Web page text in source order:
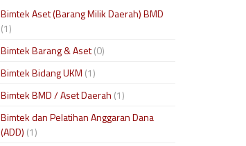
Bimtek Aset (Barang Milik Daerah) BMD
(1)
Bimtek Barang & Aset(0)
Bimtek Bidang UKM (1)
Bimtek BMD / Aset Daerah (1)
Bimtek dan Pelatihan Anggaran Dana
(ADD) (1)